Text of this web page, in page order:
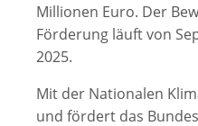
Millionen Euro. Der
Förderung läuft von
2025.
Mit der Nationalen
und fördert das